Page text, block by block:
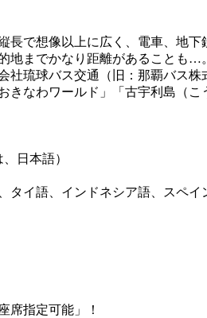
で想像以上に広く、電車、地
地までかなり距離があることも…。
琉球バス交通（旧：那覇バス
なわワールド」「古宇利島（こ
日本語）
イ語、インドネシア語、スペイ
席指定可能」！